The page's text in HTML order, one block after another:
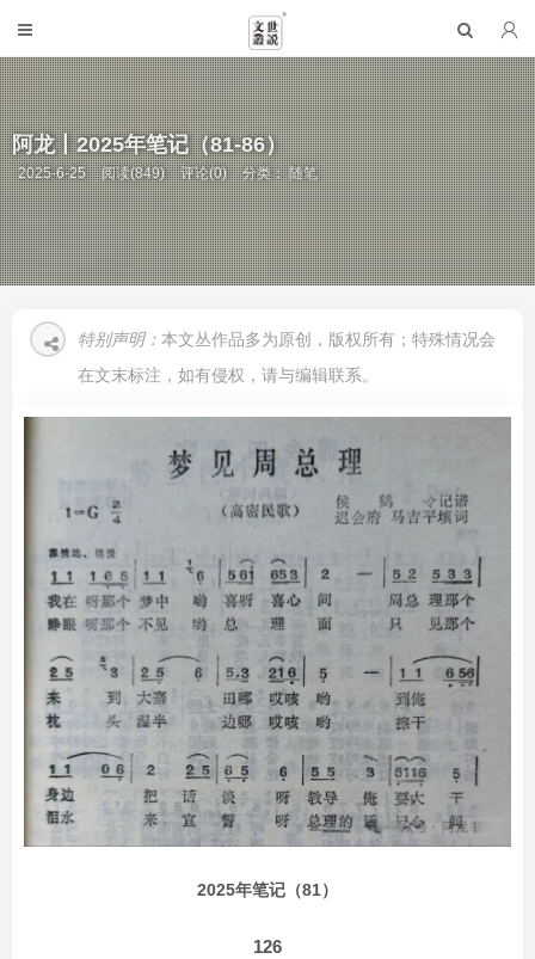
阿龙丨2025年笔记（81-86）
2025-6-25 阅读(849) 评论(0) 分类：随笔
特别声明： 本文丛作品多为原创，版权所有；特殊情况会
在文末标注，如有侵权，请与编辑联系。
2025年笔记（81）
126